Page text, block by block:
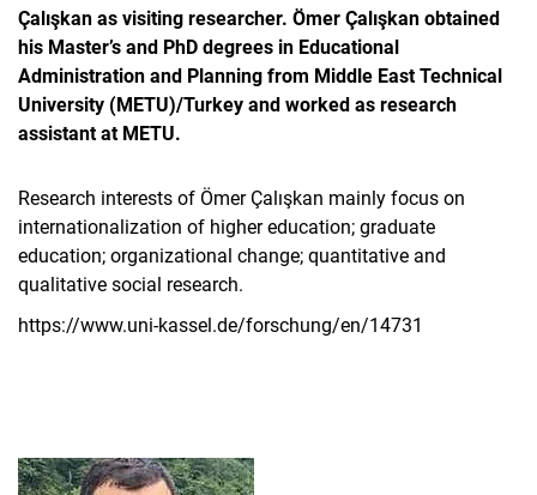
Çalışkan as visiting researcher. Ömer Çalışkan obtained
his Master’s and PhD degrees in Educational
Administration and Planning from Middle East Technical
University (METU)/Turkey and worked as research
assistant at METU.
Research interests of Ömer Çalışkan mainly focus on
internationalization of higher education; graduate
education; organizational change; quantitative and
qualitative social research.
https://www.uni-kassel.de/forschung/en/14731